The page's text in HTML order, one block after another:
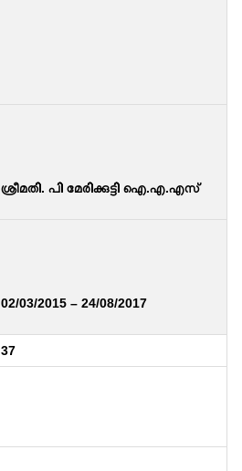
ശ്രീമതി. പി മേരിക്കുട്ടി ഐ.എ.എസ്
02/03/2015 – 24/08/2017
37